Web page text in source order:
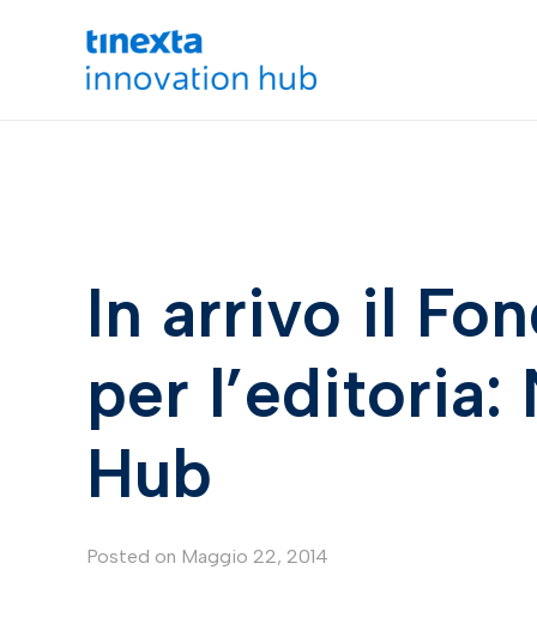
In arrivo il
per l’editoria:
Hub
Posted on Maggio 22, 2014